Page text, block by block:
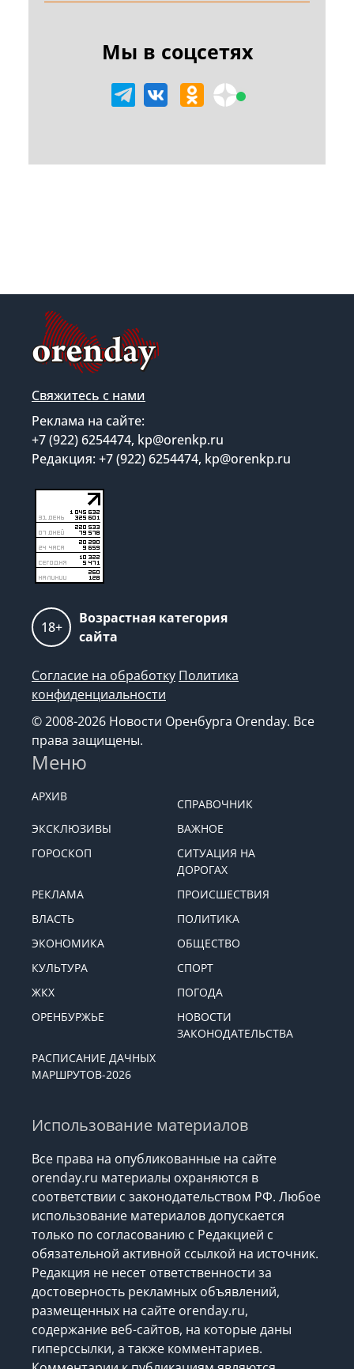
Мы в соцсетях
Свяжитесь с нами
Реклама на сайте:
+7 (922) 6254474, kp@orenkp.ru
Редакция: +7 (922) 6254474, kp@orenkp.ru
18+
Возрастная категория
сайта
Согласие на обработку Политика
конфиденциальности
© 2008-2026 Новости Оренбурга Orenday. Все
права защищены.
Меню
АРХИВ
СПРАВОЧНИК
ЭКСКЛЮЗИВЫ
ВАЖНОЕ
ГОРОСКОП
СИТУАЦИЯ НА
ДОРОГАХ
РЕКЛАМА
ПРОИСШЕСТВИЯ
ВЛАСТЬ
ПОЛИТИКА
ЭКОНОМИКА
ОБЩЕСТВО
КУЛЬТУРА
СПОРТ
ЖКХ
ПОГОДА
ОРЕНБУРЖЬЕ
НОВОСТИ
ЗАКОНОДАТЕЛЬСТВА
РАСПИСАНИЕ ДАЧНЫХ
МАРШРУТОВ-2026
Использование материалов
Все права на опубликованные на сайте
orenday.ru материалы охраняются в
соответствии с законодательством РФ. Любое
использование материалов допускается
только по согласованию с Редакцией с
обязательной активной ссылкой на источник.
Редакция не несет ответственности за
достоверность рекламных объявлений,
размещенных на сайте orenday.ru,
содержание веб-сайтов, на которые даны
гиперссылки, а также комментариев.